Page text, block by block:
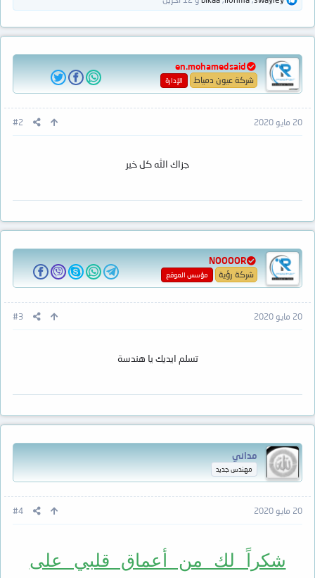
ل
ع
ل
ا
ت
en.mohamedsaid
شركة عيون دمياط الإدارة
20 مايو 2020 #2
جزاك الله كل خير
NOOOOR
شركة رؤية مؤسس الموقع
20 مايو 2020 #3
تسلم ايديك يا هندسة
مداني
مهندس جديد
20 مايو 2020 #4
شكراً لك من أعماق قلبي على